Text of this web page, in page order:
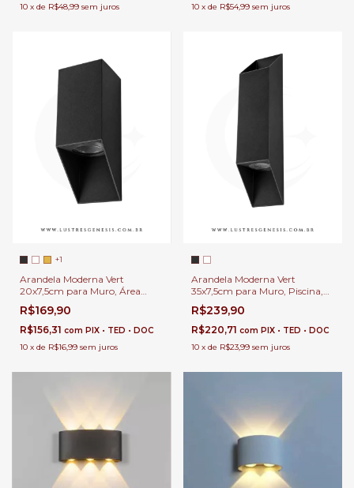
10 x de R$48,99 sem juros
10 x de R$54,99 sem juros
+1
Arandela Moderna Vert
20x7,5cm para Muro, Área
Externa, Quarto, Cabeceira de
Cama, Lavabo
R$169,90
R$156,31 com PIX • TED • DOC
10 x de R$16,99 sem juros
Arandela Moderna Vert
35x7,5cm para Muro, Piscina,
Área Externa, Quarto,
Cabeceira de Cama e Lavabo
R$239,90
R$220,71 com PIX • TED • DOC
10 x de R$23,99 sem juros